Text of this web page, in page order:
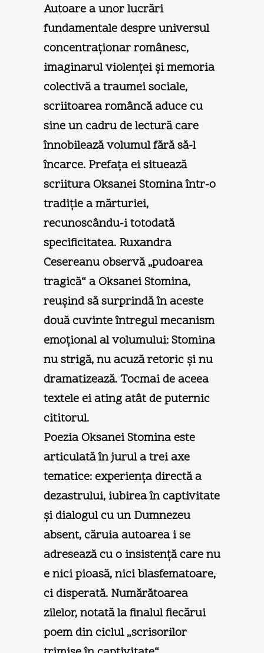
Autoare a unor lucrări
fundamentale despre universul
concentraţionar românesc,
imaginarul violenţei şi memoria
colectivă a traumei sociale,
scriitoarea româncă aduce cu
sine un cadru de lectură care
înnobilează volumul fără să-l
încarce. Prefaţa ei situează
scriitura Oksanei Stomina într-o
tradiţie a mărturiei,
recunoscându-i totodată
specificitatea. Ruxandra
Cesereanu observă „pudoarea
tragică“ a Oksanei Stomina,
reuşind să surprindă în aceste
două cuvinte întregul mecanism
emoţional al volumului: Stomina
nu strigă, nu acuză retoric şi nu
dramatizează. Tocmai de aceea
textele ei ating atât de puternic
cititorul.
Poezia Oksanei Stomina este
articulată în jurul a trei axe
tematice: experienţa directă a
dezastrului, iubirea în captivitate
şi dialogul cu un Dumnezeu
absent, căruia autoarea i se
adresează cu o insistenţă care nu
e nici pioasă, nici blasfematoare,
ci disperată. Numărătoarea
zilelor, notată la finalul fiecărui
poem din ciclul „scrisorilor